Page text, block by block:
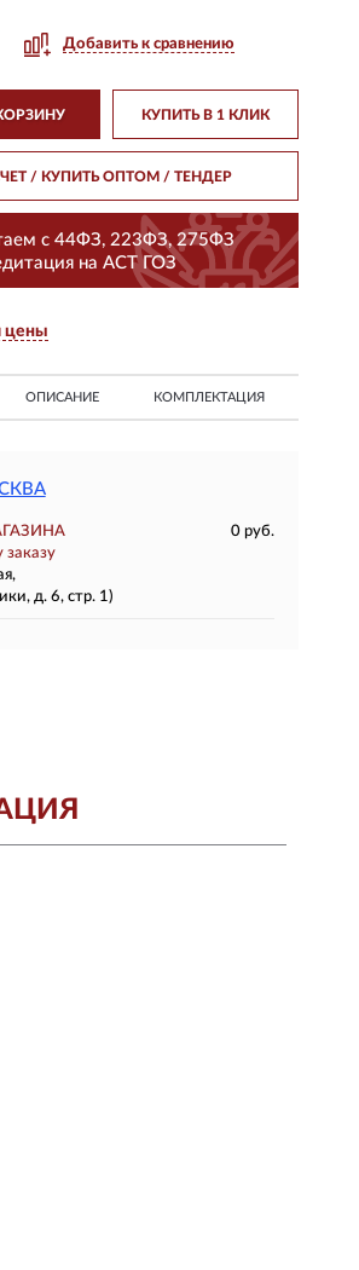
Добавить к сравнению
КУПИТЬ В 1 КЛИК
/ КУПИТЬ ОПТОМ/ ТЕНДЕР
с 44ФЗ, 223ФЗ, 275ФЗ
на АСТ ГОЗ
цены
ОПИСАНИЕ КОМПЛЕКТАЦИЯ
0 руб.
заказу
д. 6, стр. 1)